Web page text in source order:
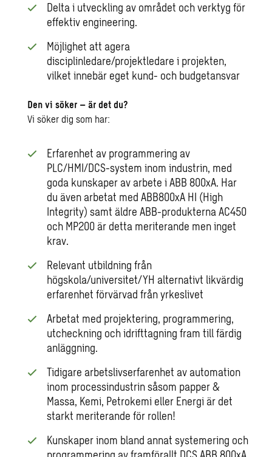
Delta i utveckling av området och verktyg för
effektiv engineering.
Möjlighet att agera
disciplinledare/projektledare i projekten,
vilket innebär eget kund- och budgetansvar
Den vi söker – är det du?
Vi söker dig som har:
Erfarenhet av programmering av
PLC/HMI/DCS-system inom industrin, med
goda kunskaper av arbete i ABB 800xA. Har
du även arbetat med ABB800xA HI (High
Integrity) samt äldre ABB-produkterna AC450
och MP200 är detta meriterande men inget
krav.
Relevant utbildning från
högskola/universitet/YH alternativt likvärdig
erfarenhet förvärvad från yrkeslivet
Arbetat med projektering, programmering,
utcheckning och idrifttagning fram till färdig
anläggning.
Tidigare arbetslivserfarenhet av automation
inom processindustrin såsom papper &
Massa, Kemi, Petrokemi eller Energi är det
starkt meriterande för rollen!
Kunskaper inom bland annat systemering och